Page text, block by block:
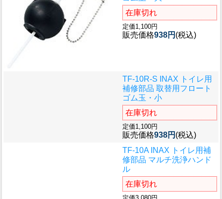
在庫切れ
定価1,100円
販売価格938円 (税込)
TF-10R-S INAX トイレ用
補修部品 取替用フロート
ゴム玉・小
在庫切れ
定価1,100円
販売価格938円 (税込)
TF-10A INAX トイレ用補
修部品 マルチ洗浄ハンド
ル
在庫切れ